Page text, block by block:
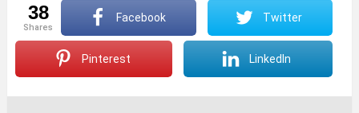
38
shares
Facebook Twitter
Pinterest LinkedIn